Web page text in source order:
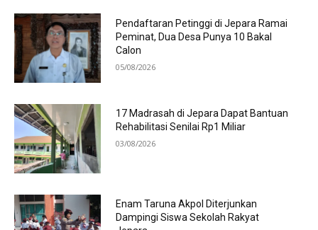
Pendaftaran Petinggi di Jepara Ramai
Peminat, Dua Desa Punya 10 Bakal
Calon
05/08/2026
17 Madrasah di Jepara Dapat Bantuan
Rehabilitasi Senilai Rp1 Miliar
03/08/2026
Enam Taruna Akpol Diterjunkan
Dampingi Siswa Sekolah Rakyat